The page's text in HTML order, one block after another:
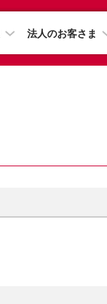
法人のお客さま